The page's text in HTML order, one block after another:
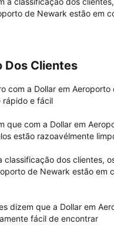
de Newark estão em
Dos Clientes
com a Dollar em Aeroporto
rápido e fácil
que com a Dollar em
estão razoavélmente
classificação dos clientes,
de Newark estão em
dizem que a Dollar em
fácil de encontrar